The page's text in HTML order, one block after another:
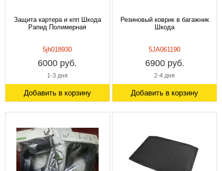
Защита картера и кпп Шкода
Рапид Полимерная
5jh018930
6000 руб.
1-3 дня
Добавить в корзину
Резиновый коврик в багажник
Шкода
5JA061190
6900 руб.
2-4 дня
Добавить в корзину